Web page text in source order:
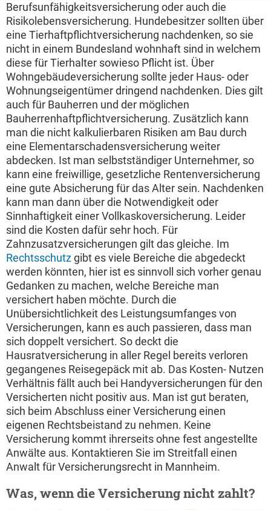
Berufsunfähigkeitsversicherung oder auch die
Risikolebensversicherung. Hundebesitzer sollten über
eine Tierhaftpflichtversicherung nachdenken, so sie
nicht in einem Bundesland wohnhaft sind in welchem
diese für Tierhalter sowieso Pflicht ist. Über
Wohngebäudeversicherung sollte jeder Haus- oder
Wohnungseigentümer dringend nachdenken. Dies gilt
auch für Bauherren und der möglichen
Bauherrenhaftpflichtversicherung. Zusätzlich kann
man die nicht kalkulierbaren Risiken am Bau durch
eine Elementarschadensversicherung weiter
abdecken. Ist man selbstständiger Unternehmer, so
kann eine freiwillige, gesetzliche Rentenversicherung
eine gute Absicherung für das Alter sein. Nachdenken
kann man dann über die Notwendigkeit oder
Sinnhaftigkeit einer Vollkaskoversicherung. Leider
sind die Kosten dafür sehr hoch. Für
Zahnzusatzversicherungen gilt das gleiche. Im
Rechtsschutzgibt es viele Bereiche die abgedeckt
werden könnten, hier ist es sinnvoll sich vorher genau
Gedanken zu machen, welche Bereiche man
versichert haben möchte. Durch die
Unübersichtlichkeit des Leistungsumfanges von
Versicherungen, kann es auch passieren, dass man
sich doppelt versichert. So deckt die
Hausratversicherung in aller Regel bereits verloren
gegangenes Reisegepäck mit ab. Das Kosten- Nutzen
Verhältnis fällt auch bei Handyversicherungen für den
Versicherten nicht positiv aus. Man ist gut beraten,
sich beim Abschluss einer Versicherung einen
eigenen Rechtsbeistand zu nehmen. Keine
Versicherung kommt ihrerseits ohne fest angestellte
Anwälte aus. Kontaktieren Sie im Streitfall einen
Anwalt für Versicherungsrecht in Mannheim.
Was, wenn die Versicherung nicht zahlt?